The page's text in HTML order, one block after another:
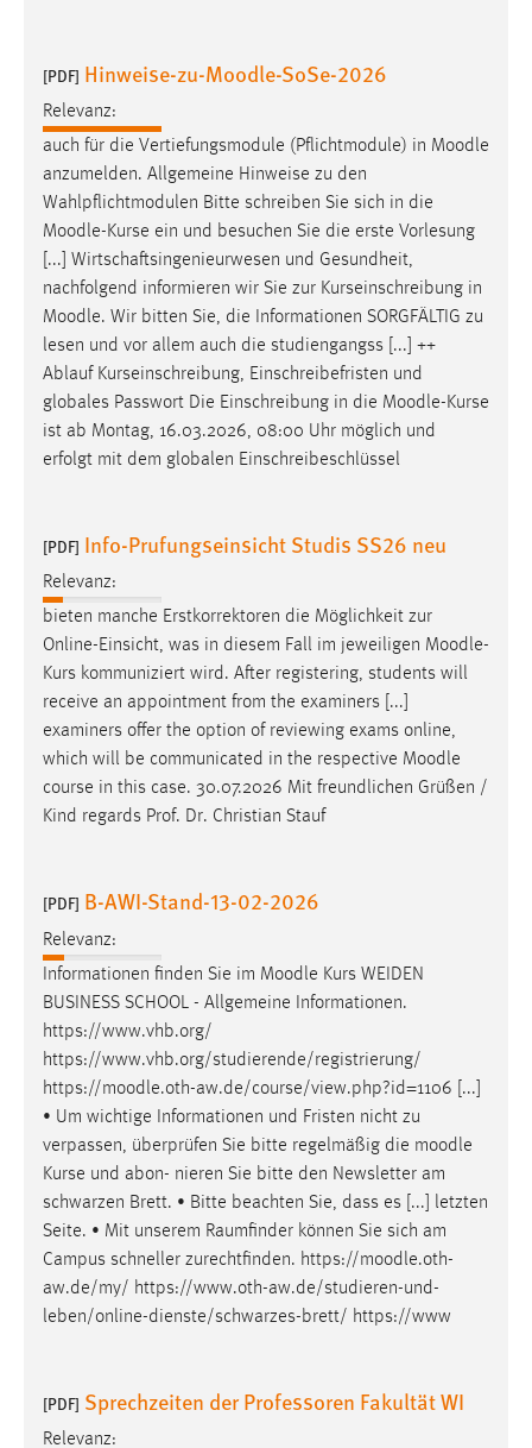
[PDF] Hinweise-zu-Moodle-SoSe-2026
Relevanz:
auch für die Vertiefungsmodule (Pflichtmodule) in Moodle
anzumelden. Allgemeine Hinweise zu den
Wahlpflichtmodulen Bitte schreiben Sie sich in die
Moodle-Kurse ein und besuchen Sie die erste Vorlesung
[...] Wirtschaftsingenieurwesen und Gesundheit,
nachfolgend informieren wir Sie zur Kurseinschreibung in
Moodle. Wir bitten Sie, die Informationen SORGFÄLTIG zu
lesen und vor allem auch die studiengangss [...] ++
Ablauf Kurseinschreibung, Einschreibefristen und
globales Passwort Die Einschreibung in die Moodle-Kurse
ist ab Montag, 16.03.2026, 08:00 Uhr möglich und
erfolgt mit dem globalen Einschreibeschlüssel
[PDF] Info-Prufungseinsicht Studis SS26 neu
Relevanz:
bieten manche Erstkorrektoren die Möglichkeit zur
Online-Einsicht, was in diesem Fall im jeweiligen Moodle-
Kurs kommuniziert wird. After registering, students will
receive an appointment from the examiners [...]
examiners offer the option of reviewing exams online,
which will be communicated in the respective Moodle
course in this case. 30.07.2026 Mit freundlichen Grüßen /
Kind regards Prof. Dr. Christian Stauf
[PDF] B-AWI-Stand-13-02-2026
Relevanz:
Informationen finden Sie im Moodle Kurs WEIDEN
BUSINESS SCHOOL - Allgemeine Informationen.
https://www.vhb.org/
https://www.vhb.org/studierende/registrierung/
https://moodle.oth-aw.de/course/view.php?id=1106 [...]
• Um wichtige Informationen und Fristen nicht zu
verpassen, überprüfen Sie bitte regelmäßig die moodle
Kurse und abon- nieren Sie bitte den Newsletter am
schwarzen Brett. • Bitte beachten Sie, dass es [...] letzten
Seite. • Mit unserem Raumfinder können Sie sich am
Campus schneller zurechtfinden. https://moodle.oth-
aw.de/my/ https://www.oth-aw.de/studieren-und-
leben/online-dienste/schwarzes-brett/ https://www
[PDF] Sprechzeiten der Professoren Fakultät WI
Relevanz:
STATISTIK
Statistik Cookies erfassen Informationen anonym.
Diese Informationen helfen uns zu verstehen, wie
unsere Besucher unsere Website nutzen.
Matomo
Name:
_pk_ref, _pk_cvar, _pk_id, _pk_ses
Zweck:
Zugriffsstatistik
Cookie Laufzeit:
Max. 13 Monate
MARKETING
Marketing Cookies werden von Drittanbietern
verwendet, um personalisierte Werbung anzuzeigen.
Sie tun dies, indem sie Besucher über Websites
hinweg verfolgen.
Google Ads
Name:
Zweck:
Conversion-Tracking
Cookie Laufzeit:
3 Monate
Facebook Pixel
Name:
_fbp
Anbieter:
Facebook
Zweck:
Conversion-Tracking